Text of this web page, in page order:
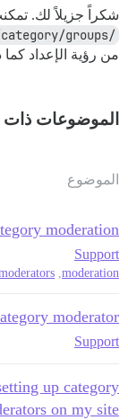
شكراً جزيلاً لك.
/admin/site_settings/category/groups
من رؤية الإعداد
الموضوعات ذات
الموضوع
moderation
Support
moderation
,
moderator
Support
up category
on my site